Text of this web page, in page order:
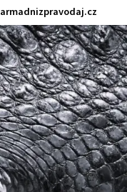
armadnizpravodaj.cz